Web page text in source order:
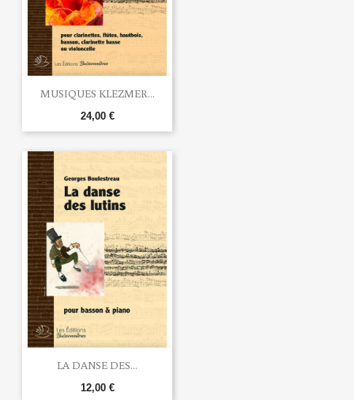
MUSIQUES KLEZMER...
24,00 €
LA DANSE DES...
12,00 €